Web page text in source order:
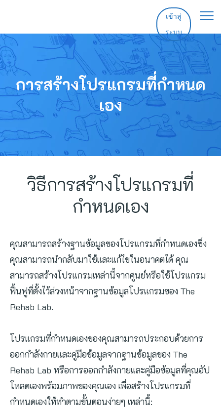
หน้าหลัก
คุณสมบัติ
ราคา
ช่วยเหลือ
ติดต่อ
ทดลองใช้ฟรี
เข้าสู่ระบบ
อัปเดต
เข้าสู่
ระบบ
การสร้างโปรแกรมที่กำหนด
เอง
วิธีการสร้างโปรแกรมที่
กำหนดเอง
คุณสามารถสร้างฐานข้อมูลของโปรแกรมที่กำหนดเองซึ่ง
คุณสามารถนำกลับมาใช้และแก้ไขในอนาคตได้ คุณ
สามารถสร้างโปรแกรมเหล่านี้จากศูนย์หรือใช้โปรแกรม
ฟื้นฟูที่ตั้งไว้ล่วงหน้าจากฐานข้อมูลโปรแกรมของ The
Rehab Lab.
โปรแกรมที่กำหนดเองของคุณสามารถประกอบด้วยการ
ออกกำลังกายและคู่มือข้อมูลจากฐานข้อมูลของ The
Rehab Lab หรือการออกกำลังกายและคู่มือข้อมูลที่คุณอัป
โหลดเองพร้อมภาพของคุณเอง เพื่อสร้างโปรแกรมที่
กำหนดเองให้ทำตามขั้นตอนง่ายๆ เหล่านี้: